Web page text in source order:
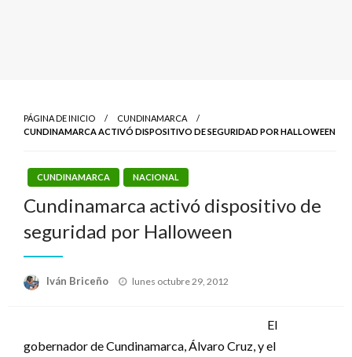
PÁGINA DE INICIO
CUNDINAMARCA
CUNDINAMARCA ACTIVÓ DISPOSITIVO DE SEGURIDAD POR HALLOWEEN
CUNDINAMARCA NACIONAL
Cundinamarca activó dispositivo de
seguridad por Halloween
Iván Briceño
Publicado
lunes octubre 29, 2012
El
gobernador de Cundinamarca, Álvaro Cruz, y el